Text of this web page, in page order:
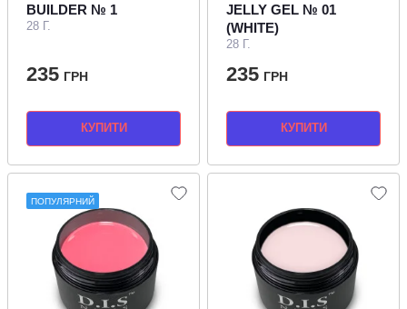
BUILDER № 1
28 Г.
235 ГРН
КУПИТИ
JELLY GEL № 01
(WHITE)
28 Г.
235 ГРН
КУПИТИ
ПОПУЛЯРНИЙ